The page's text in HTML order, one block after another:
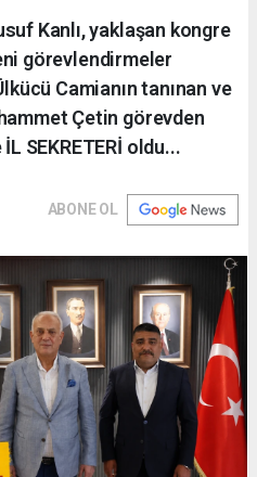
Kanlı, yaklaşan kongre
görevlendirmeler
Camianın tanınan ve
Çetin görevden
SEKRETERİ oldu...
ABONE OL